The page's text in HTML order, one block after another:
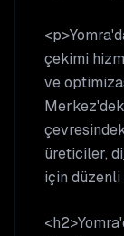
çekimi
ve
üreticiler,
için